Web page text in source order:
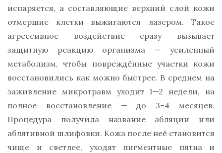
испаряется, а составляющие верхний слой кожи
отмершие клетки выжигаются лазером. Такое
агрессивное воздействие сразу вызывает
защитную реакцию организма — усиленный
метаболизм, чтобы повреждённые участки кожи
восстановились как можно быстрее. В среднем на
заживление микротравм уходит 1—2 недели, на
полное восстановление — до 3–4 месяцев.
Процедура получила название абляции или
аблятивной шлифовки. Кожа после неё становится
чище и светлее, уходят пигментные пятна и